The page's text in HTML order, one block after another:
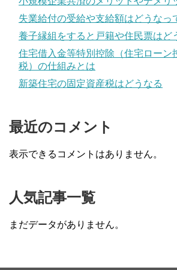
失業給付の受給や支給額はどうなっ
養子縁組をすると戸籍や住民票はど
住宅借入金等特別控除（住宅ローン
税）の仕組みとは
新築住宅の固定資産税はどうなる
最近のコメント
表示できるコメントはありません。
人気記事一覧
まだデータがありません。